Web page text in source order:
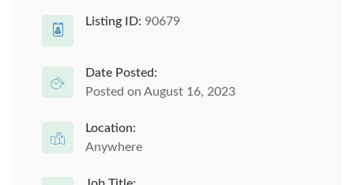
Listing ID: 90679
Date Posted:
Posted on August 16, 2023
Location:
Anywhere